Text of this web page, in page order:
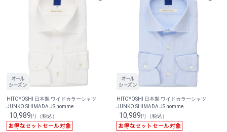
HITOYOSHI 日本製 ワイドカラーシャツ
JUNKO SHIMADA JS homme
10,989円 （税込）
HITOYOSHI 日本製 ワイドカラーシャツ
JUNKO SHIMADA JS homme
10,989円 （税込）